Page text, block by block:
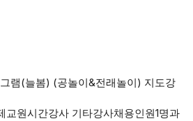
램(늘봄) (공놀이&전래놀이) 지도강
교원시간강사 기타강사채용인원1명과